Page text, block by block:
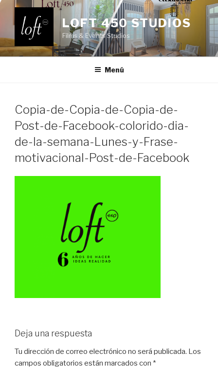
Saltar
contenido
LOFT 450 STUDIOS
Films & Events Studios
Menú
Copia-de-Copia-de-Copia-de-
Post-de-Facebook-colorido-dia-
de-la-semana-Lunes-y-Frase-
motivacional-Post-de-Facebook
Deja una respuesta
Tu dirección de correo electrónico no será publicada. Los
campos obligatorios están marcados con *